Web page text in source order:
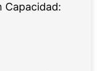
Capacidad: